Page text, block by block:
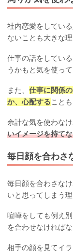
社内恋愛をしてい
ないことも大きな理
仕事の話をしてい
うかもと気を使っ
また、 仕事に関係
か、心配することも
余計な気を使わな
いイメージを持て
毎日顔を合わさ
毎日顔を合わさな
いと思ってしまう理
喧嘩をしても例え
を合わせなければな
相手の顔を見てイ